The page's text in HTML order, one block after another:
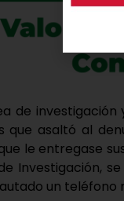
de
que asaltó al
le entregase
Investigación,
un